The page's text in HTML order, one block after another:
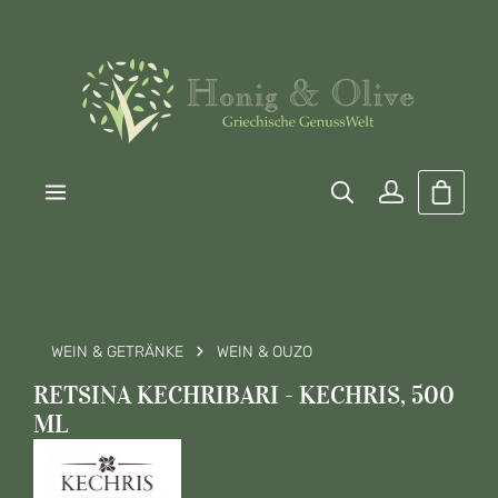
WEIN & GETRÄNKE WEIN & OUZO
RETSINA KECHRIBARI - KECHRIS, 500
ML